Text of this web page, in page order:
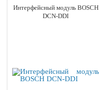
Интерфейсный модуль BOSCH
DCN-DDI